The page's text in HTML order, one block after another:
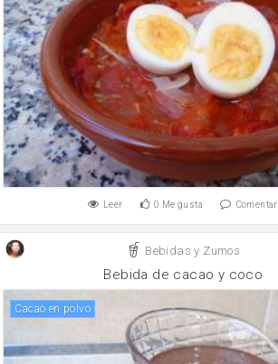
Leer 0 Me gusta Comentar
Bebidas y Zumos
Bebida de cacao y coco
Cacao en polvo